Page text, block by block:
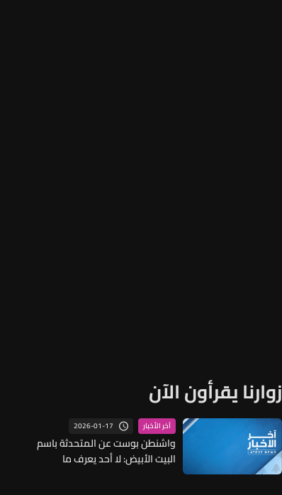
زوارنا يقرأون الآن
آخر الأخبار 2026-01-17
واشنطن بوست عن المتحدثة باسم
البيت الأبيض: لا أحد يعرف ما